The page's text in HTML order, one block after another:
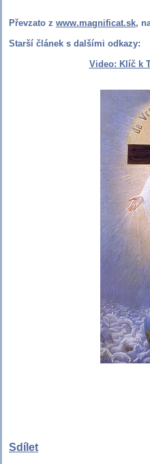
Převzato z www.magnificat.sk,
Starší článek s dalšími odkazy:
Video: Klíč k
Sdílet